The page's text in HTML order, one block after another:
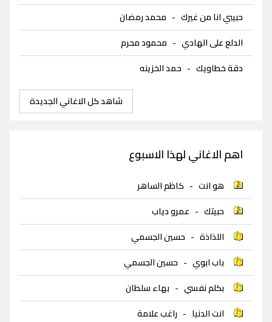
حبيبي انا من غيرك - محمد رمضان
الدلع على الهادي - محمود محرم
دقة خطاويك - حمد الخزينه
شاهد كل الاغاني الجديدة
اهم الاغاني لهذا الاسبوع
هو انت - كاظم الساهر
حبيتك - عمرو دياب
اللذاذة - حسين الجسمي
باب ابوي - حسين الجسمي
بكلم نفسي - بهاء سلطان
انت الدنيا - راغب علامة